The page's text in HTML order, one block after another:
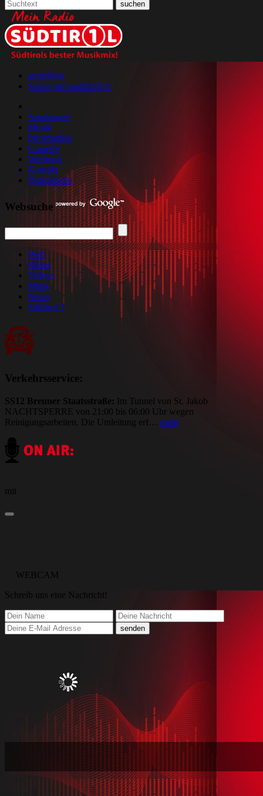
anmelden
Suche auf suedtirol1.it
Sendungen
Musik
Information
Comedy
Werbung
Kontakt
Digitalradio
Websuche
Web
Bilder
Videos
Maps
News
Südtirol 1
Verkehrsservice:
SS12 Brenner Staatsstraße: Im Tunnel von St. Jakob
NACHTSPERRE von 21:00 bis 06:00 Uhr wegen
Reinigungsarbeiten. Die Umleitung erf… mehr
mit
WEBCAM
Schreib uns eine Nachricht!